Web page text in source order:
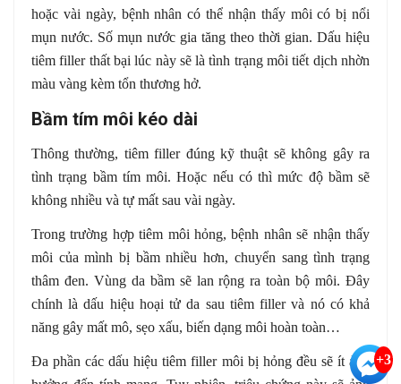
hoặc vài ngày, bệnh nhân có thể nhận thấy môi có bị nổi
mụn nước. Số mụn nước gia tăng theo thời gian. Dấu hiệu
tiêm filler thất bại lúc này sẽ là tình trạng môi tiết dịch nhờn
màu vàng kèm tổn thương hở.
Bầm tím môi kéo dài
Thông thường, tiêm filler đúng kỹ thuật sẽ không gây ra
tình trạng bầm tím môi. Hoặc nếu có thì mức độ bầm sẽ
không nhiều và tự mất sau vài ngày.
Trong trường hợp tiêm môi hỏng, bệnh nhân sẽ nhận thấy
môi của mình bị bầm nhiều hơn, chuyển sang tình trạng
thâm đen. Vùng da bầm sẽ lan rộng ra toàn bộ môi. Đây
chính là dấu hiệu hoại tử da sau tiêm filler và nó có khả
năng gây mất mô, sẹo xấu, biến dạng môi hoàn toàn…
Đa phần các dấu hiệu tiêm filler môi bị hỏng đều sẽ ít ảnh +3